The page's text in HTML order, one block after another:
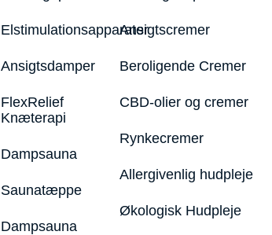
Elstimulationsapparater
Ansigtsdamper
FlexRelief
Knæterapi
Dampsauna
Saunatæppe
Dampsauna
Ansigtscremer
Beroligende Cremer
CBD-olier og cremer
Rynkecremer
Allergivenlig hudpleje
Økologisk Hudpleje